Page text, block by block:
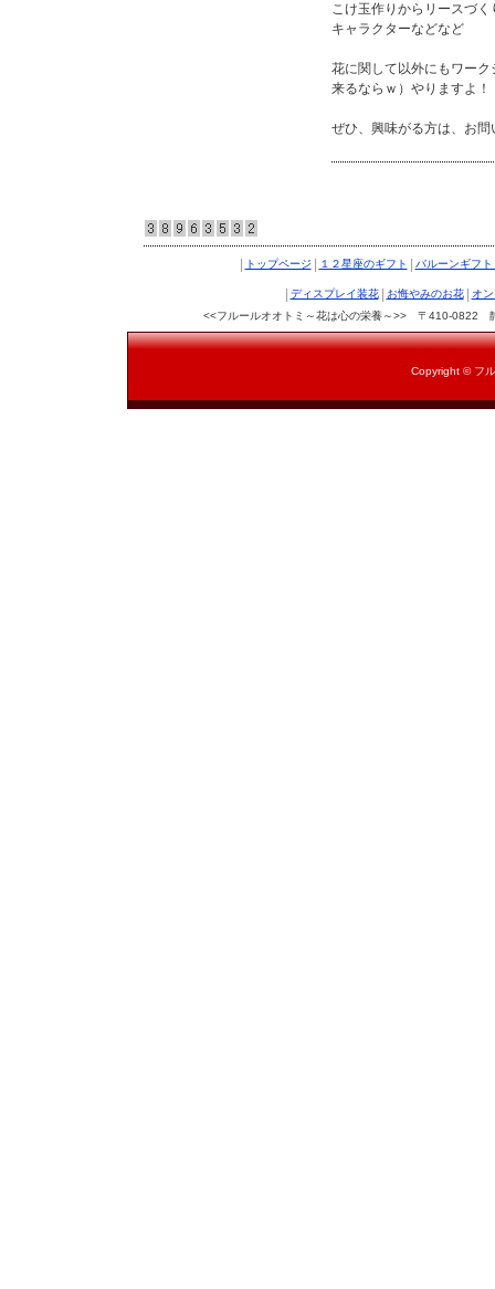
こけ玉作りからリースづ
キャラクターなどなど
花に関して以外にもワー
来るならｗ）やりますよ！
ぜひ、興味がる方は、お
トップページ １２星座のギフト バルーンギフ
ディスプレイ装花 お悔やみのお花
オ
<<フルールオオトミ～花は心の栄養～>> 〒410-0822
Copyright © フ